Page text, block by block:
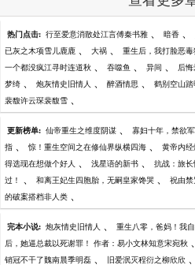
热门点击: 行至爱意消散处江言傅秦书雅 、 暗香 、
已灰之木项雪儿鹿鹿 、 大祸 、 重生后，我打脸恶
一个都没疯江寻时连道秋 、 吞噬鱼 、 异间 、 后
梦绮 、 炮灰情史旧情人 、 醉酒情思 、 鹤别空山
裴馥许云琛裴馥雪 、
更新榜单: 仙帝重生之维度阴谋 、 寡妇十年，禁欲
指 、 惊！重生空间之在修仙界纵横四海 、 黄帝内经
得选现在想做个好人 、 浅星语的新书 、 抗战：旅
过！ 、 和离王妃生四胞胎，无嗣皇家馋哭 、 祝由禁
的破案搭档非人类 、
完本小说: 炮灰情史旧情人 、 重生八零，爸妈！我
后，她逼总裁以死谢罪！ 作者：易小文林知意宋宛秋 、
销冠不干了魏南晨季明磊 、 旧爱泯灭程衍之柳欣欣 、